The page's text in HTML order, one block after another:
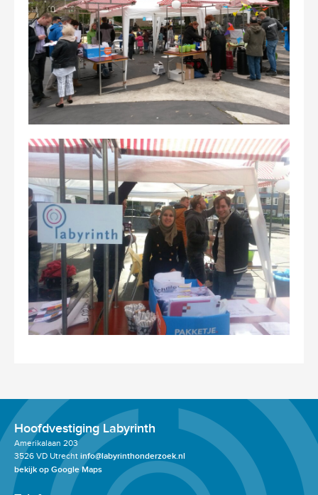
Hoofdvestiging Labyrinth
Amerikalaan 203
3526 VD Utrecht info@labyrinthonderzoek.nl
bekijk op Google Maps